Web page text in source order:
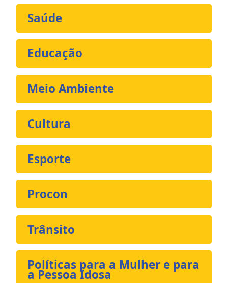
Saúde
Educação
Meio Ambiente
Cultura
Esporte
Procon
Trânsito
Políticas para a Mulher e para
a Pessoa Idosa